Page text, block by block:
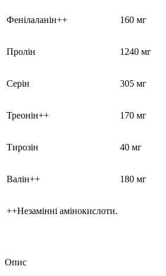
Фенілаланін++ 160 мг
Пролін 1240 мг
Серін 305 мг
Треонін++ 170 мг
Тирозін 40 мг
Валін++ 180 мг
++Незамінні амінокислоти.
Опис